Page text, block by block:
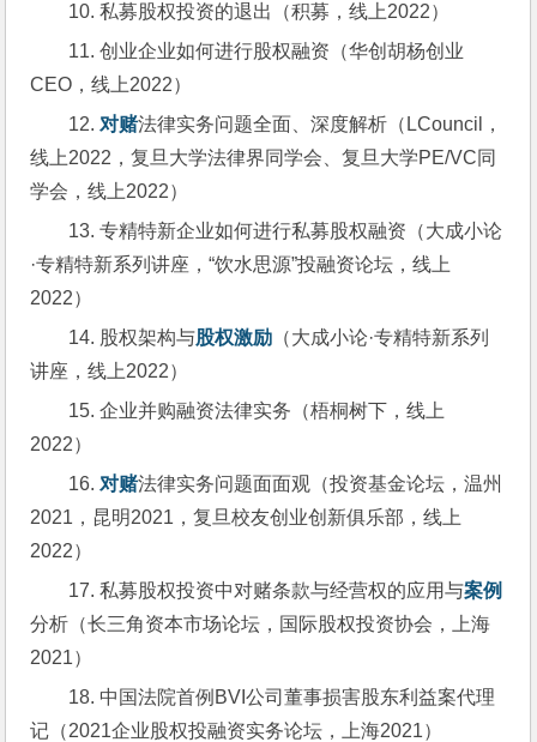
10. 私募股权投资的退出（积募，线上2022）
11. 创业企业如何进行股权融资（华创胡杨创业
CEO，线上2022）
12. 对赌法律实务问题全面、深度解析（LCouncil，
线上2022，复旦大学法律界同学会、复旦大学PE/VC同
学会，线上2022）
13. 专精特新企业如何进行私募股权融资（大成小论
·专精特新系列讲座，“饮水思源”投融资论坛，线上
2022）
14. 股权架构与股权激励 （大成小论·专精特新系列
讲座，线上2022）
15. 企业并购融资法律实务（梧桐树下，线上
2022）
16. 对赌法律实务问题面面观（投资基金论坛，温州
2021，昆明2021，复旦校友创业创新俱乐部，线上
2022）
17. 私募股权投资中对赌条款与经营权的应用与案例
分析（长三角资本市场论坛，国际股权投资协会，上海
2021）
18. 中国法院首例BVI公司董事损害股东利益案代理
记（2021企业股权投融资实务论坛，上海2021）